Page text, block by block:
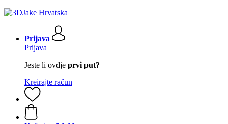
Prijava
Prijava
Jeste li ovdje prvi put?
Kreirajte račun